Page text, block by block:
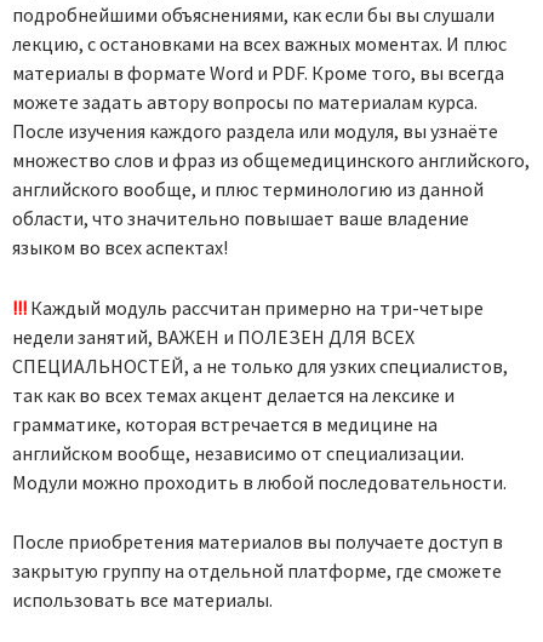
подробнейшими объяснениями, как если бы вы слушали
лекцию, с остановками на всех важных моментах. И плюс
материалы в формате Word и PDF. Кроме того, вы всегда
можете задать автору вопросы по материалам курса.
После изучения каждого раздела или модуля, вы узнаёте
множество слов и фраз из общемедицинского английского,
английского вообще, и плюс терминологию из данной
области, что значительно повышает ваше владение
языком во всех аспектах!
!!! Каждый модуль рассчитан примерно на три-четыре
недели занятий, ВАЖЕН и ПОЛЕЗЕН ДЛЯ ВСЕХ
СПЕЦИАЛЬНОСТЕЙ, а не только для узких специалистов,
так как во всех темах акцент делается на лексике и
грамматике, которая встречается в медицине на
английском вообще, независимо от специализации.
Модули можно проходить в любой последовательности.
После приобретения материалов вы получаете доступ в
закрытую группу на отдельной платформе, где сможете
использовать все материалы.